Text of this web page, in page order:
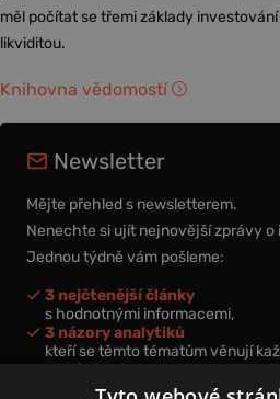
měl počítat se třemi základy
likviditou.
Knihovna vědomostí
Newsletter
Mějte přehled s newsletterem.
Nenechte si ujít nejnovější zprávy
Jednou týdně vám pošleme:
3 nejčtenější články
s hodnotnými informacemi,
3 názory analytiků
kteří se těmto tématům věnují
nová videa a podcasty
k prohloubení vašich znalostí.